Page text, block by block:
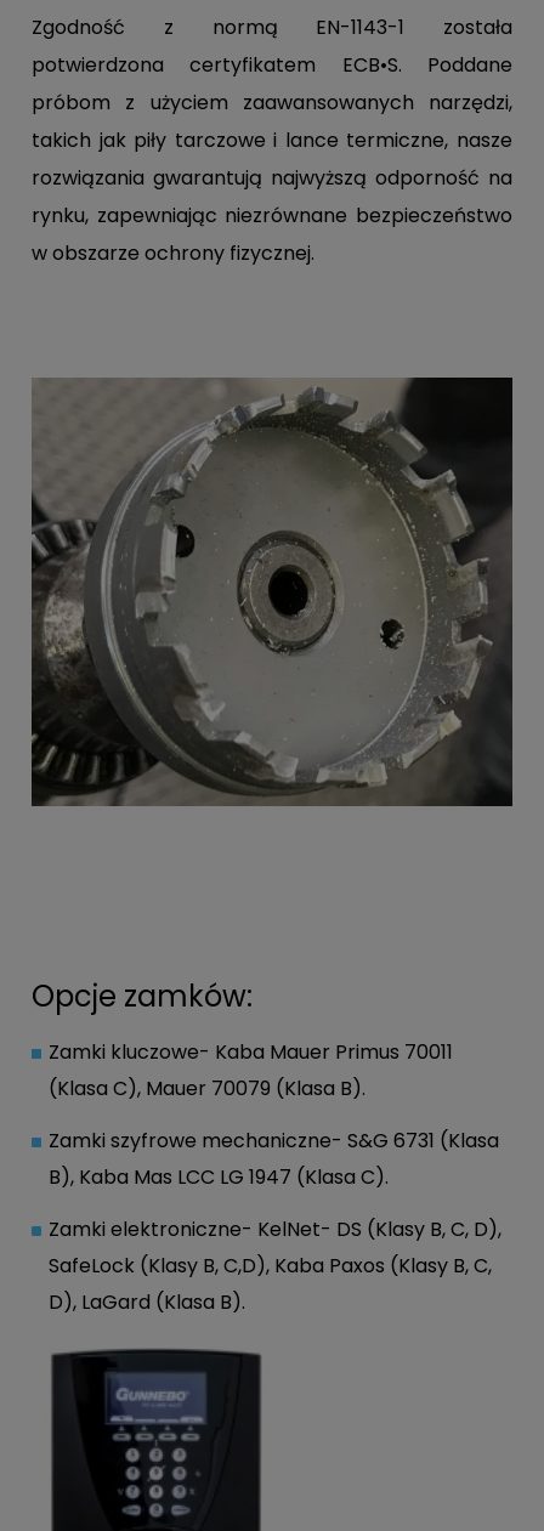
Zgodność z normą EN-1143-1 została
potwierdzona certyfikatem ECB•S. Poddane
próbom z użyciem zaawansowanych narzędzi,
takich jak piły tarczowe i lance termiczne, nasze
rozwiązania gwarantują najwyższą odporność na
rynku, zapewniając niezrównane bezpieczeństwo
w obszarze ochrony fizycznej.
Opcje zamków:
Zamki kluczowe- Kaba Mauer Primus 70011
(Klasa C), Mauer 70079 (Klasa B).
Zamki szyfrowe mechaniczne- S&G 6731 (Klasa
B), Kaba Mas LCC LG 1947 (Klasa C).
Zamki elektroniczne- KelNet- DS (Klasy B, C, D),
SafeLock (Klasy B, C,D), Kaba Paxos (Klasy B, C,
D), LaGard (Klasa B).